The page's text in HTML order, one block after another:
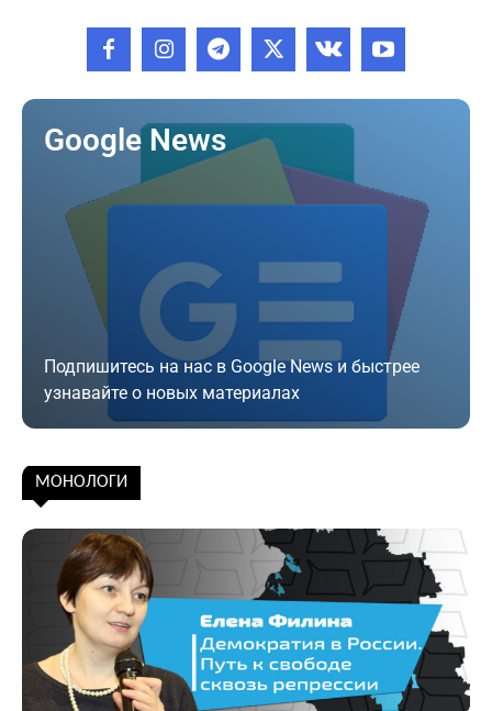
Google News
Подпишитесь на нас в Google News и быстрее
узнавайте о новых материалах
Подписаться
МОНОЛОГИ